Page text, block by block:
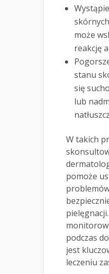
może
reakcję
stanu
się
lub
W takich
pomoże
podczas
jest
leczeniu